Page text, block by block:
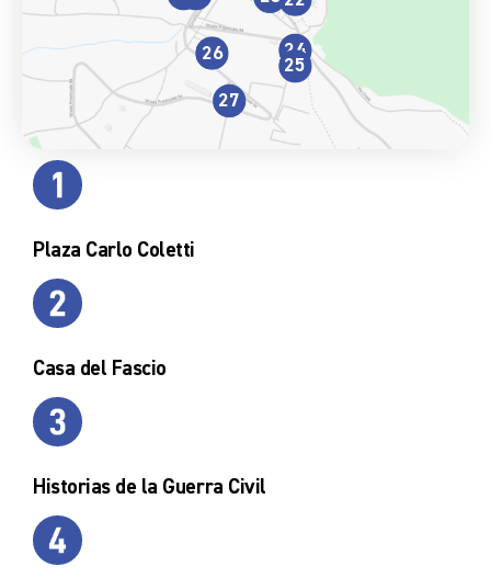
24
25
26
27
Plaza Carlo Coletti
Casa del Fascio
Historias de la Guerra Civil